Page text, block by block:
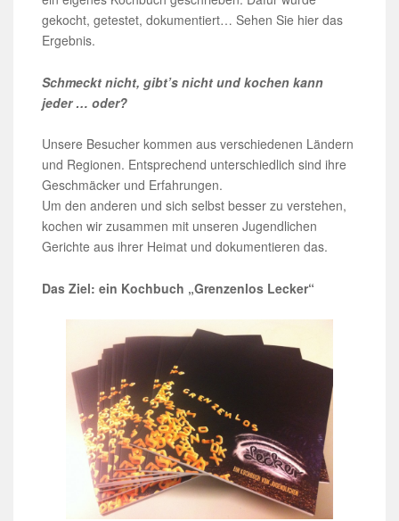
gekocht, getestet, dokumentiert… Sehen Sie hier das
Ergebnis.
Schmeckt nicht, gibt’s nicht und kochen kann
jeder … oder?
Unsere Besucher kommen aus verschiedenen Ländern
und Regionen. Entsprechend unterschiedlich sind ihre
Geschmäcker und Erfahrungen.
Um den anderen und sich selbst besser zu verstehen,
kochen wir zusammen mit unseren Jugendlichen
Gerichte aus ihrer Heimat und dokumentieren das.
Das Ziel: ein Kochbuch „Grenzenlos Lecker“